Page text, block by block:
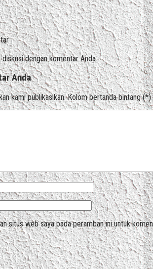
dengan komentar Anda.
Anda
kami publikasikan. Kolom bertanda bintang
situs web saya pada peramban ini untuk